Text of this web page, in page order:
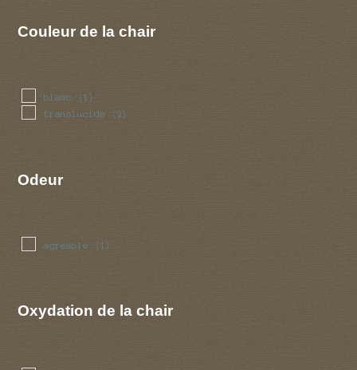
Couleur de la chair
blanc (1)
translucide (2)
Odeur
agreable (1)
Oxydation de la chair